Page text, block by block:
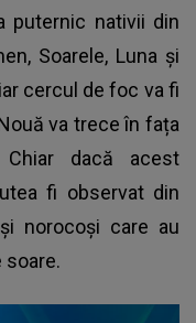
puternic nativii din
Soarele, Luna și
cercul de foc va fi
va trece în fața
Chiar dacă acest
fi observat din
norocoși care au
soare.